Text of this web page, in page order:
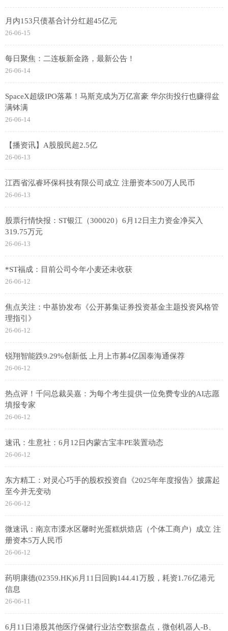
月内153只债基合计分红超45亿元
26-06-15
每日聚焦：二连板新金路，最新公告！
26-06-14
SpaceX超级IPO落幕！马斯克成为万亿富豪 华尔街投行也赚得盆
满钵满
26-06-14
【播资讯】A股股民超2.5亿
26-06-13
江西省泓睿环保科技有限公司成立 注册资本500万人民币
26-06-13
股票行情快报：ST银江（300020）6月12日主力资金净买入
319.75万元
26-06-13
*ST福成：目前公司今年小麦还未收获
26-06-12
焦点关注：中基协发布《公开募集证券投资基金主题投资风格管
理指引》
26-06-12
锐翔智能跌9.29%创新低 上月上市募4亿国泰海通保荐
26-06-12
热点评！千问总裁吴嘉：为每个考生提供一位免费专业的AI志愿
填报专家
26-06-12
速讯：生意社：6月12日内蒙古宝丰PE装置动态
26-06-12
东方精工：对灵心巧手的股权投资自《2025年年度报告》披露起
至今并无变动
26-06-12
微速讯：南京市溧水区馨时光蛋糕烘焙店（个体工商户）成立 注
册资本5万人民币
26-06-12
药明康德(02359.HK)6月11日回购144.41万股，耗资1.76亿港元
信息
26-06-11
6月11日港股其他医疗保健行业沽空数据盘点，微创机器人-B、